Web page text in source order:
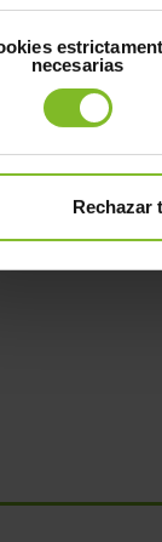
o bien,
necesarias
Rechazar
plus